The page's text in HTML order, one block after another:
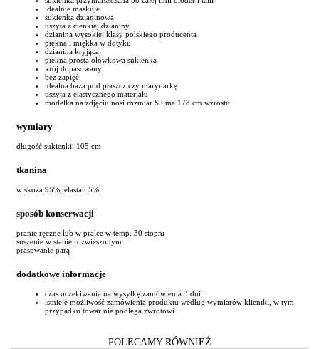
idealnie maskuje
sukienka dzianinowa
uszyta z cienkiej dzianiny
dzianina wysokiej klasy polskiego producenta
piękna i miękka w dotyku
dzianina kryjąca
piekna prosta ołówkowa sukienka
krój dopasowany
bez zapięć
idealna baza pod płaszcz czy marynarkę
uszyta z elastycznego materiału
modelka na zdjęciu nosi rozmiar S i ma 178 cm wzrostu
wymiary
długość sukienki: 105 cm
tkanina
wiskoza 95%, elastan 5%
sposób konserwacji
pranie ręczne lub w pralce w temp. 30 stopni
suszenie w stanie rozwieszonym
prasowanie parą
dodatkowe informacje
czas oczekiwania na wysyłkę zamówienia 3 dni
istnieje możliwość zamówienia produktu według wymiarów klientki, w tym
przypadku towar nie podlega zwrotowi
POLECAMY RÓWNIEŻ